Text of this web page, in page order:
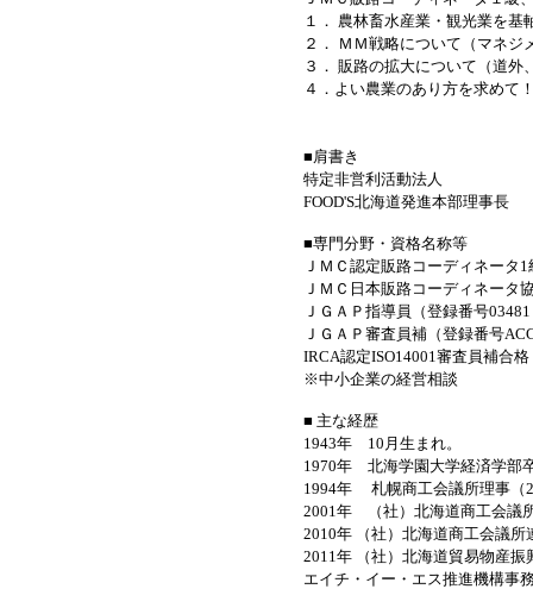
１． 農林畜水産業・観光業を
２． ＭＭ戦略について（マネジ
３． 販路の拡大について（道外
４．よい農業のあり方を求めて
■肩書き
特定非営利活動法人
FOOD'S北海道発進本部理事長
■専門分野・資格名称等
ＪＭＣ認定販路コーディネー
ＪＭＣ日本販路コーディネータ
ＪＧＡＰ指導員（登録番号
ＪＧＡＰ審査員補（登録番号
IRCA認定ISO14001審査員補合格
※中小企業の経営相談
■ 主な経歴
1943年 10月生まれ。
1970年 北海学園大学経済学部
1994年 札幌商工会議所理事（
2001年 （社）北海道商工会議
2010年 （社）北海道商工会議所
2011年 （社）北海道貿易物産振
エイチ・イー・エス推進機構事